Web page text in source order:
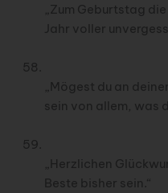
„Zum Geburtstag
Jahr voller
„Mögest du an
sein von allem, was
„Herzlichen
Beste bisher sein.“